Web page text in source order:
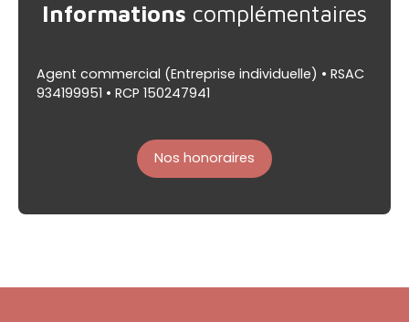
Informations complémentaires
Agent commercial (Entreprise individuelle) • RSAC
934199951 • RCP 150247941
Nos honoraires